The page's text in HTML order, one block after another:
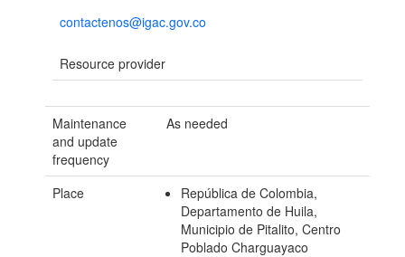
contactenos@igac.gov.co
Resource provider
Maintenance
and update
frequency
As needed
Place
República de Colombia,
Departamento de Huila,
Municipio de Pitalito, Centro
Poblado Charguayaco